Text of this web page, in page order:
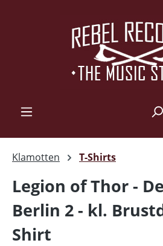
Klamotten T-Shirts
Legion of Thor -
Berlin 2 - kl.
Shirt